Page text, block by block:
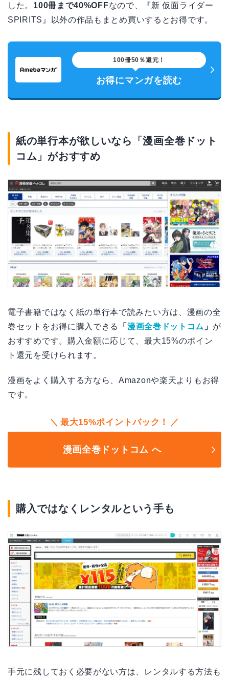
した。 100冊まで40%OFFなので、『新 仮面ライダー
SPIRITS』以外の作品もまとめ買いするとお得です。
100冊50％還元！
お得にマンガを読む
紙の単行本が欲しいなら「漫画全巻ドット
コム」がおすすめ
電子書籍ではなく紙の単行本で読みたい方は、漫画の全
巻セットをお得に購入できる
「 漫画全巻ドットコム 」 が
おすすめです。購入金額に応じて、最大15%のポイン
ト還元を受けられます。
漫画をよく購入する方なら、Amazonや楽天よりもお得
です。
最大15%ポイントバック！
漫画全巻ドットコム へ
購入ではなくレンタルという手も
手元に残しておく必要がない方は、レンタルする方法も